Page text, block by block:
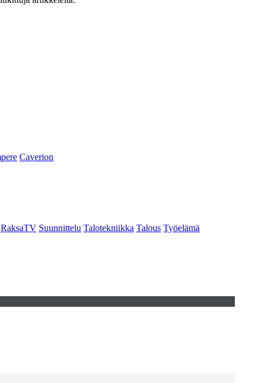
Caverion
RaksaTV Suunnittelu Talotekniikka Talous Työelämä